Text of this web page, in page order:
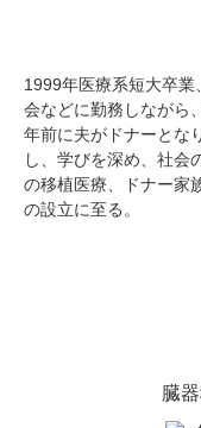
1999年医療系短大卒
会などに勤務しながら
年前に夫がドナーとな
し、学びを深め、社会
の移植医療、ドナー家
の設立に至る。
臓